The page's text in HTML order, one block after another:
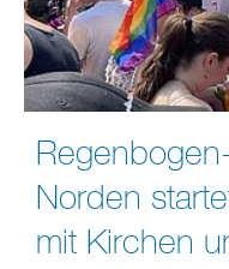
Norden
mit Kirchen